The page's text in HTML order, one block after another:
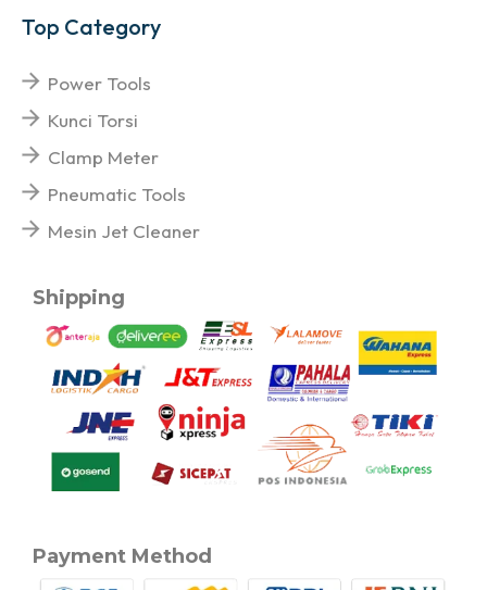
Top Category
Power Tools
Kunci Torsi
Clamp Meter
Pneumatic Tools
Mesin Jet Cleaner
Shipping
Payment Method